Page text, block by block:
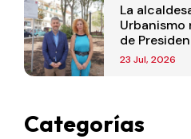
La
Urbanismo
de
de Madrid
23 Jul, 2026
Categorías